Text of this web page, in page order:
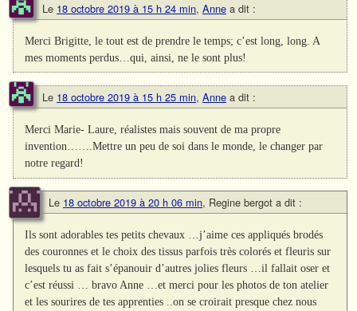
Le 18 octobre 2019 à 15 h 24 min, Anne a dit :
Merci Brigitte, le tout est de prendre le temps; c’est long, long. A
mes moments perdus…qui, ainsi, ne le sont plus!
Le 18 octobre 2019 à 15 h 25 min, Anne a dit :
Merci Marie- Laure, réalistes mais souvent de ma propre
invention…….Mettre un peu de soi dans le monde, le changer par
notre regard!
Le 18 octobre 2019 à 20 h 06 min, Regine bergot a dit :
Ils sont adorables tes petits chevaux …j’aime ces appliqués brodés
des couronnes et le choix des tissus parfois très colorés et fleuris sur
lesquels tu as fait s’épanouir d’autres jolies fleurs …il fallait oser et
c’est réussi … bravo Anne …et merci pour les photos de ton atelier
et les sourires de tes apprenties ..on se croirait presque chez nous